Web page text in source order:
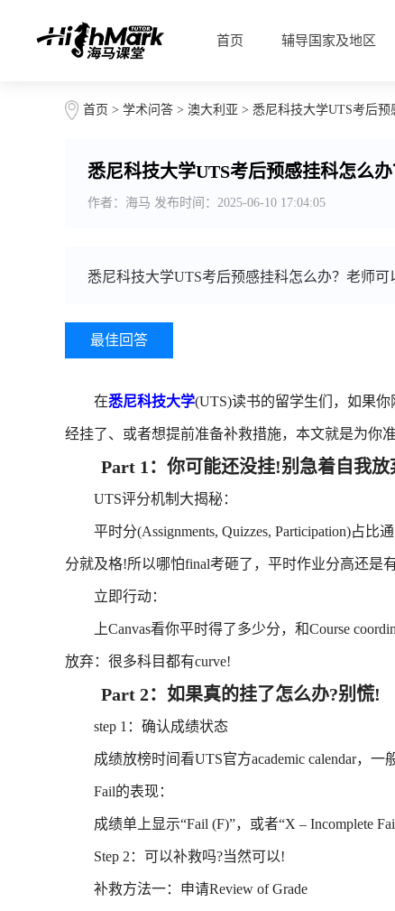
首页 辅导国家及地区
首页 > 学术问答 > 澳大利亚 > 悉尼科技大学UTS考后预
悉尼科技大学UTS考后预感挂科怎么办
作者：海马 发布时间：2025-06-10 17:04:05
悉尼科技大学UTS考后预感挂科怎么办？老师可
最佳回答
在悉尼科技大学(UTS)读书的留学生们，如果
经挂了、或者想提前准备补救措施，本文就是为你
Part 1：你可能还没挂!别急着自我放
UTS评分机制大揭秘：
平时分(Assignments, Quizzes, Participation)占比
分就及格!所以哪怕final考砸了，平时作业分高还是
立即行动：
上Canvas看你平时得了多少分，和Course
放弃：很多科目都有curve!
Part 2：如果真的挂了怎么办?别慌!
step 1：确认成绩状态
成绩放榜时间看UTS官方academic calendar，一
Fail的表现：
成绩单上显示“Fail (F)”，或者“X – Incomplete
Step 2：可以补救吗?当然可以!
补救方法一：申请Review of Grade